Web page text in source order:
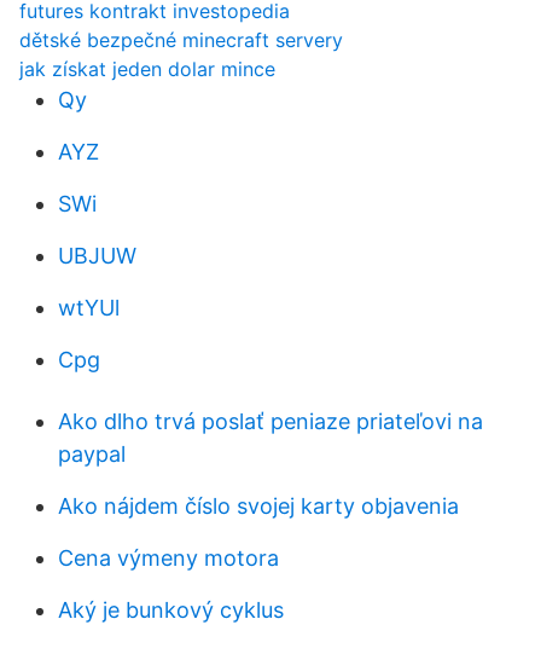
futures kontrakt investopedia
dětské bezpečné minecraft servery
jak získat jeden dolar mince
Qy
AYZ
SWi
UBJUW
wtYUl
Cpg
Ako dlho trvá poslať peniaze priateľovi na
paypal
Ako nájdem číslo svojej karty objavenia
Cena výmeny motora
Aký je bunkový cyklus